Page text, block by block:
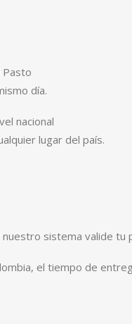
Pasto
día.
nacional
lugar del país.
sistema valide
el tiempo de